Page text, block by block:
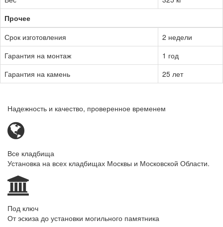
Прочее
Срок изготовления
2 недели
Гарантия на монтаж
1 год
Гарантия на камень
25 лет
Надежность и качество, проверенное временем
Все кладбища
Установка на всех кладбищах Москвы и Московской Области.
Под ключ
От эскиза до установки могильного памятника